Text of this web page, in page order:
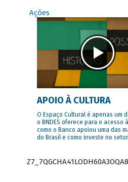
Ações
APOIO À CULTURA
O Espaço Cultural é apenas um
o BNDES oferece para o acesso
como o Banco apoiou uma das
do Brasil e como investe no